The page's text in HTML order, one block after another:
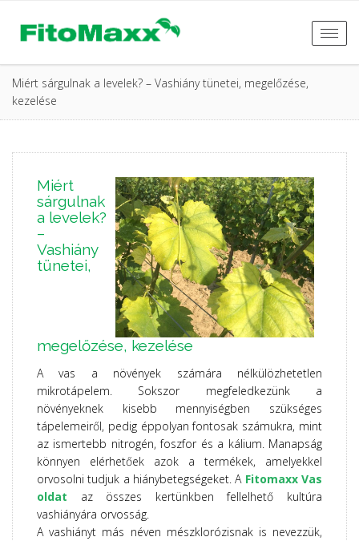
Miért sárgulnak a levelek? – Vashiány tünetei, megelőzése,
kezelése
Miért
sárgulnak
a levelek?
–
Vashiány
tünetei,
megelőzése, kezelése
A vas a növények számára nélkülözhetetlen
mikrotápelem. Sokszor megfeledkezünk a
növényeknek kisebb mennyiségben szükséges
tápelemeiről, pedig éppolyan fontosak számukra, mint
az ismertebb nitrogén, foszfor és a kálium. Manapság
könnyen elérhetőek azok a termékek, amelyekkel
orvosolni tudjuk a hiánybetegségeket. A Fitomaxx Vas
oldat az összes kertünkben fellelhető kultúra
vashiányára orvosság.
A vashiányt más néven mészklorózisnak is nevezzük,